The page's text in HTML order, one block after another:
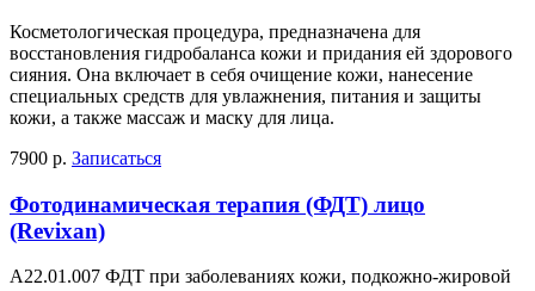
Косметологическая процедура, предназначена для
восстановления гидробаланса кожи и придания ей здорового
сияния. Она включает в себя очищение кожи, нанесение
специальных средств для увлажнения, питания и защиты
кожи, а также массаж и маску для лица.
7900 р. Записаться
Фотодинамическая терапия (ФДТ) лицо
(Revixan)
А22.01.007 ФДТ при заболеваниях кожи, подкожно-жировой